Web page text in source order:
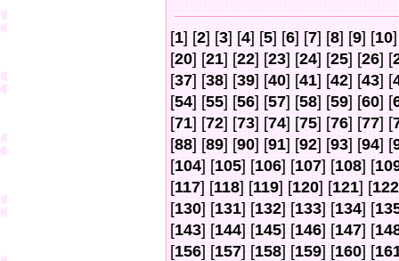
[1] [2] [3] [4] [5] [6] [7] [8] [9] [10
[20] [21] [22] [23] [24] [25] [26] [
[37] [38] [39] [40] [41] [42] [43] [
[54] [55] [56] [57] [58] [59] [60] [
[71] [72] [73] [74] [75] [76] [77] [
[88] [89] [90] [91] [92] [93] [94] [
[104] [105] [106] [107] [108] [
[117] [118] [119] [120] [121] [122
[130] [131] [132] [133] [134] [
[143] [144] [145] [146] [147] [
[156] [157] [158] [159] [160] [